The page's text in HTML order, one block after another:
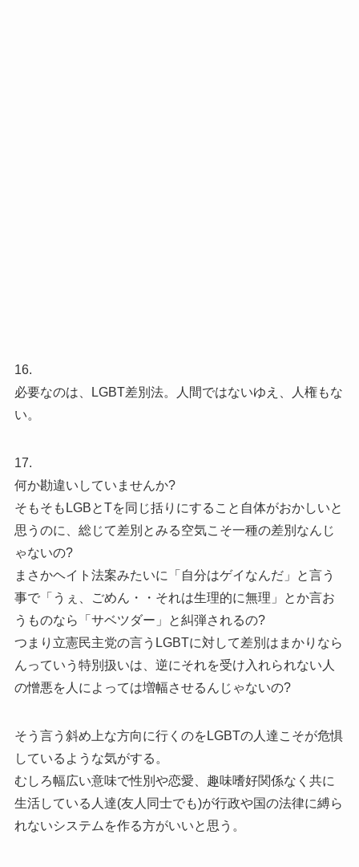
16.
必要なのは、LGBT差別法。人間ではないゆえ、人権もな
い。
17.
何か勘違いしていませんか?
そもそもLGBとTを同じ括りにすること自体がおかしいと
思うのに、総じて差別とみる空気こそ一種の差別なんじ
ゃないの?
まさかヘイト法案みたいに「自分はゲイなんだ」と言う
事で「うぇ、ごめん・・それは生理的に無理」とか言お
うものなら「サベツダー」と糾弾されるの?
つまり立憲民主党の言うLGBTに対して差別はまかりなら
んっていう特別扱いは、逆にそれを受け入れられない人
の憎悪を人によっては増幅させるんじゃないの?
そう言う斜め上な方向に行くのをLGBTの人達こそが危惧
しているような気がする。
むしろ幅広い意味で性別や恋愛、趣味嗜好関係なく共に
生活している人達(友人同士でも)が行政や国の法律に縛ら
れないシステムを作る方がいいと思う。